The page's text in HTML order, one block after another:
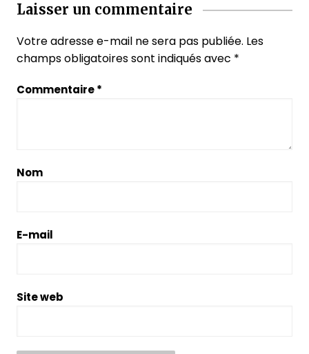
Laisser un commentaire
Votre adresse e-mail ne sera pas publiée. Les
champs obligatoires sont indiqués avec *
Commentaire*
Nom
E-mail
Site web